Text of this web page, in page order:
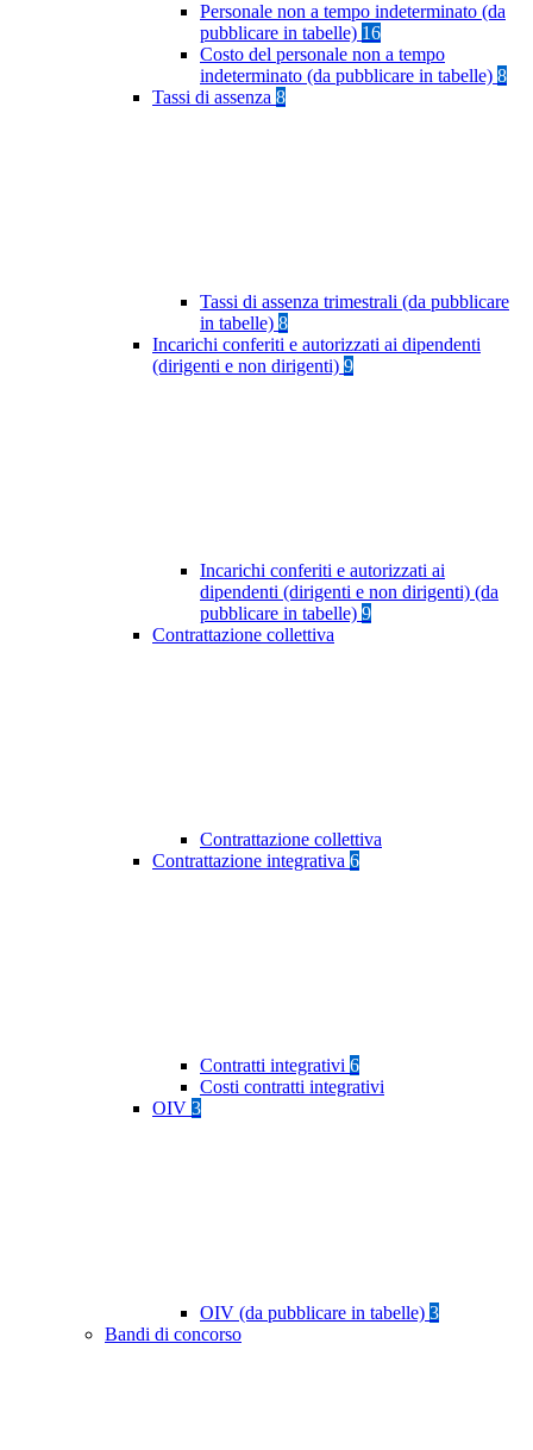
Personale non a tempo indeterminato (da
pubblicare in tabelle) 16
Costo del personale non a tempo
indeterminato (da pubblicare in tabelle) 8
Tassi di assenza 8
Tassi di assenza trimestrali (da pubblicare
in tabelle) 8
Incarichi conferiti e autorizzati ai dipendenti
(dirigenti e non dirigenti) 9
Incarichi conferiti e autorizzati ai
dipendenti (dirigenti e non dirigenti) (da
pubblicare in tabelle) 9
Contrattazione collettiva
Contrattazione collettiva
Contrattazione integrativa 6
Contratti integrativi 6
Costi contratti integrativi
OIV 3
OIV (da pubblicare in tabelle) 3
Bandi di concorso